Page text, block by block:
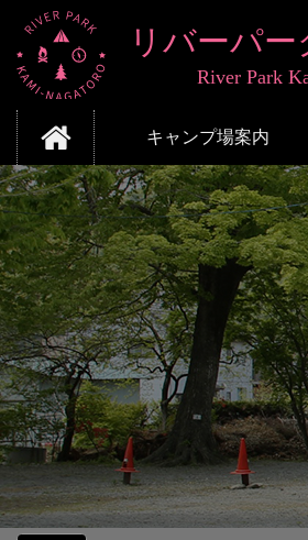
へ
ス
キ
ッ
プ
リバーパーク上
キャンプ場案内